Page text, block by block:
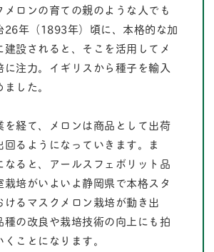
メロンの育ての親のような人でも
26年（1893年）頃に、本格的な加
設されると、そこを活用してメ
に注力。イギリスから種子を輸入
した。
経て、メロンは商品として出荷
回るようになっていきます。ま
なると、アールスフェボリット品
培がいよいよ静岡県で本格スタ
けるマスクメロン栽培が動き出
種の改良や栽培技術の向上にも拍
ことになります。